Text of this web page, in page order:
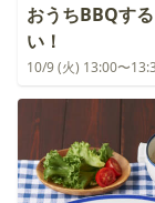
おうちBBQす
い！
10/9 (火) 13:00〜